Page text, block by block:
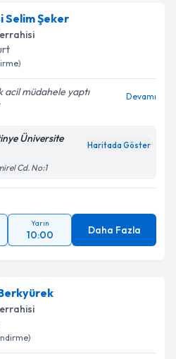
Selim Şeker
acil müdahele yaptı
Devamı
Üniversite
Haritada Göster
Cd. No:1
Yarın
10:00 Daha Fazla